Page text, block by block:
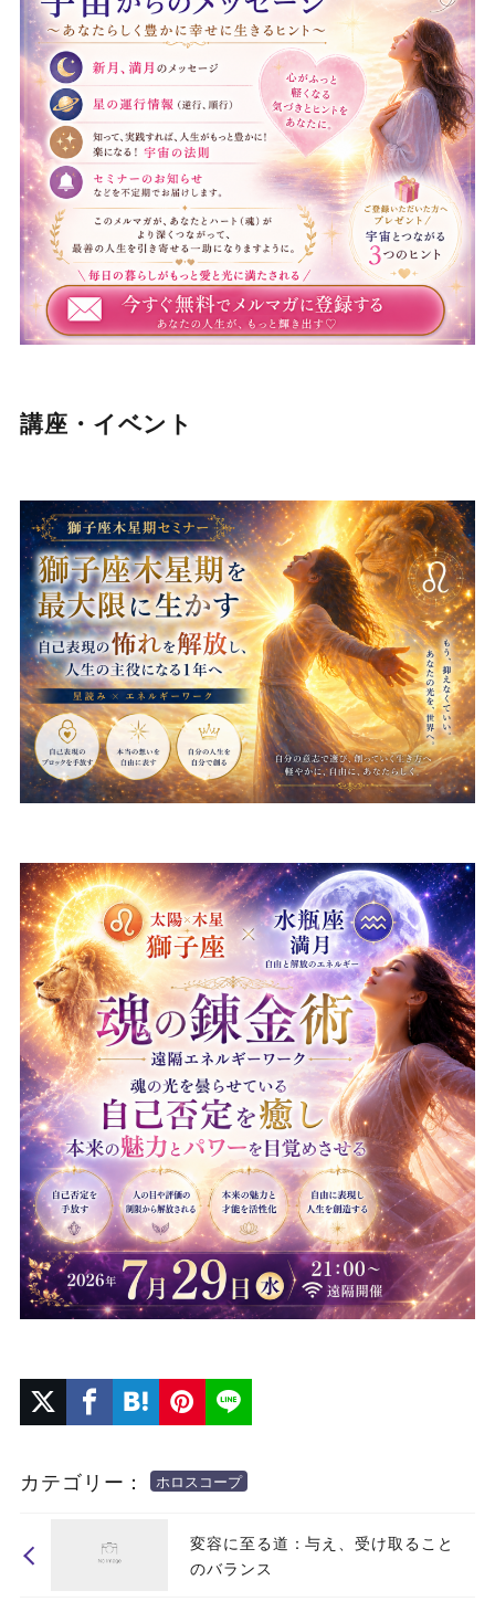
講座・イベント
カテゴリー： ホロスコープ
変容に至る道：与え、受け取ること
のバランス